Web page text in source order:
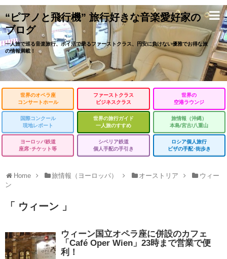
“ピアノと飛行機” 旅行好きな音楽愛好家の
ブログ
一人旅で巡る音楽旅行、ポイ活で乗るファーストクラス、円安に負けない優雅でお得な旅
の情報満載！
世界のオペラ座
コンサートホール
ファーストクラス
ビジネスクラス
世界の
空港ラウンジ
国際コンクール
現地レポート
世界の旅行ガイド
一人旅のすすめ
旅情報（沖縄）
本島/宮古/八重山
ヨーロッパ鉄道
座席･チケット等
シベリア鉄道
個人手配の手引き
ロシア個人旅行
ビザの手配･街歩き
Home 旅情報（ヨーロッパ） オーストリア
ウィー
ン
「 ウィーン 」
ウィーン国立オペラ座に併設のカフェ
「Café Oper Wien」23時まで営業で便
利！